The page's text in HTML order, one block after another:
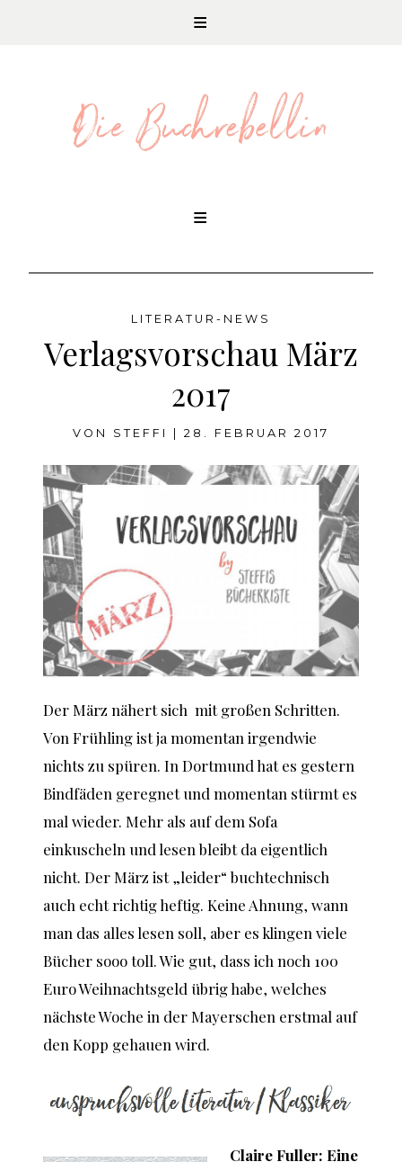
LITERATUR-NEWS
Verlagsvorschau März
2017
VON STEFFI 28. FEBRUAR 2017
Der März nähert sich mit großen Schritten.
Von Frühling ist ja momentan irgendwie
nichts zu spüren. In Dortmund hat es gestern
Bindfäden geregnet und momentan stürmt es
mal wieder. Mehr als auf dem Sofa
einkuscheln und lesen bleibt da eigentlich
nicht. Der März ist „leider“ buchtechnisch
auch echt richtig heftig. Keine Ahnung, wann
man das alles lesen soll, aber es klingen viele
Bücher sooo toll. Wie gut, dass ich noch 100
Euro Weihnachtsgeld übrig habe, welches
nächste Woche in der Mayerschen erstmal auf
den Kopp gehauen wird.
Claire Fuller: Eine